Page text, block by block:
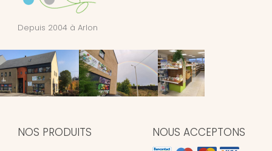
Depuis 2004 à Arlon
NOS PRODUITS NOUS ACCEPTONS